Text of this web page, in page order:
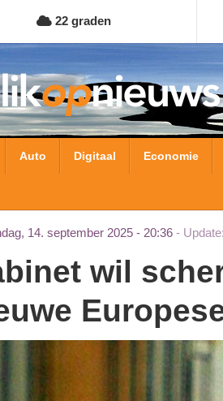
22 graden
Auto Digitaal Economie
14. september 2025 - 20:36